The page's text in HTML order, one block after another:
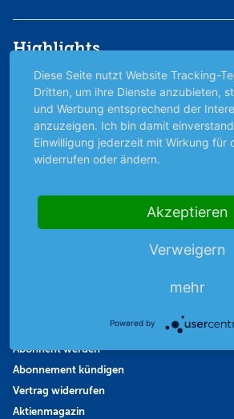
Highlights
Archiv
Börsenbericht
Börsengerüchte
Börsengespräche
Börsennews
Finanzpodcast
Abonnent werden
Abonnement kündigen
Vertrag widerrufen
Aktienmagazin
Diese Seite nutzt Website Tracking-
Dritten, um ihre Dienste anzubieten,
und Werbung entsprechend der
anzuzeigen. Ich bin damit
Einwilligung jederzeit mit Wirkung für
widerrufen oder ändern.
Akzeptieren
Verweigern
mehr
Powered by